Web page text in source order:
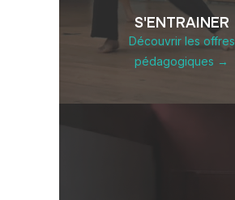
S'ENTRAINER
Découvrir les offres
pédagogiques →